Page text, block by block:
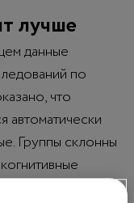
лучше
данные
по
что
автоматически
Группы склонны